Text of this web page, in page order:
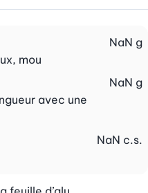
mou
NaN g
avec une
NaN g
NaN c.s.